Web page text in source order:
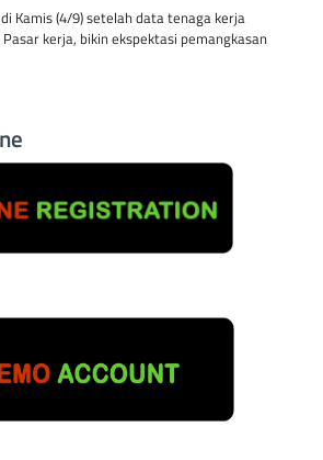
Kamis (4/9) setelah data tenaga kerja
kerja, bikin ekspektasi pemangkasan